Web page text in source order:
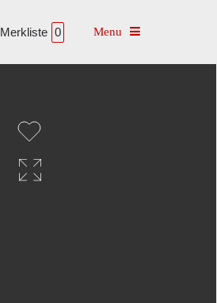
Merkliste 0 Toggle navigation